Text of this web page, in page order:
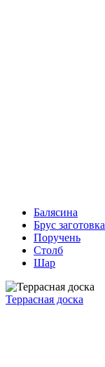
Балясина
Брус заготовка
Поручень
Столб
Шар
Террасная доска